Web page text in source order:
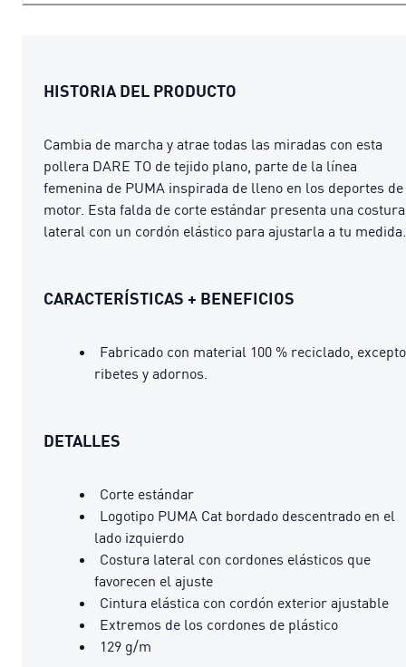
HISTORIA DEL PRODUCTO
Cambia de marcha y atrae todas las miradas con esta
pollera DARE TO de tejido plano, parte de la línea
femenina de PUMA inspirada de lleno en los deportes de
motor. Esta falda de corte estándar presenta una costura
lateral con un cordón elástico para ajustarla a tu medida.
CARACTERÍSTICAS + BENEFICIOS
Fabricado con material 100 % reciclado, excepto
ribetes y adornos.
DETALLES
Corte estándar
Logotipo PUMA Cat bordado descentrado en el
lado izquierdo
Costura lateral con cordones elásticos que
favorecen el ajuste
Cintura elástica con cordón exterior ajustable
Extremos de los cordones de plástico
129 g/m